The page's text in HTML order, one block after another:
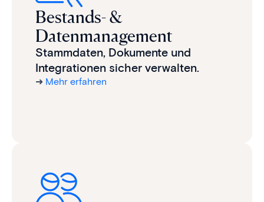
Bestands- &
Datenmanagement
Stammdaten, Dokumente und
Integrationen sicher verwalten.
➜ Mehr erfahren